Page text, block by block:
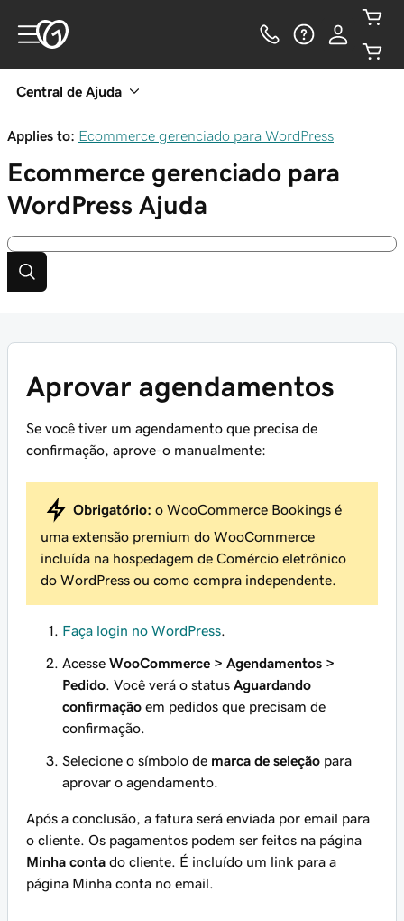
Central de Ajuda
Applies to: Ecommerce gerenciado para WordPress
Ecommerce gerenciado para
WordPress Ajuda
Aprovar agendamentos
Se você tiver um agendamento que precisa de
confirmação, aprove-o manualmente:
Obrigatório: o WooCommerce Bookings é
uma extensão premium do WooCommerce
incluída na hospedagem de Comércio eletrônico
do WordPress ou como compra independente.
Faça login no WordPress
Acesse WooCommerce > Agendamentos >
Pedido . Você verá o status Aguardando
confirmação em pedidos que precisam de
confirmação.
Selecione o símbolo de marca de seleção para
aprovar o agendamento.
Após a conclusão, a fatura será enviada por email para
o cliente. Os pagamentos podem ser feitos na página
Minha conta do cliente. É incluído um link para a
página Minha conta no email.